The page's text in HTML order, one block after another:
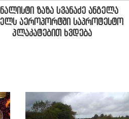
ზაზა სვანაძე ანგელა
აეროპორტში საპროტესტო
პლაკატებით ხვდება